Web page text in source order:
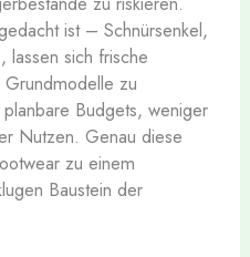
ist – Schnürsenkel,
lassen sich frische
zu
Budgets, weniger
Nutzen. Genau diese
zu einem
Baustein der